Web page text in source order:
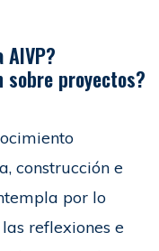
AIVP?
proyectos?
construcción e
por lo
reflexiones e